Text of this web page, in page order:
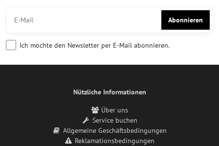
Abonnieren
Ich möchte den Newsletter per E-Mail abonnieren.
Nützliche Informationen
Über uns
Service buchen
Allgemeine Geschäftsbedingungen
Reklamationsbedingungen